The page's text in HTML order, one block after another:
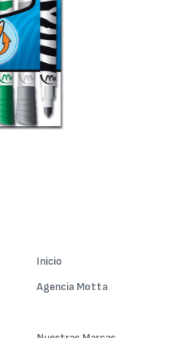
Inicio
Agencia Motta